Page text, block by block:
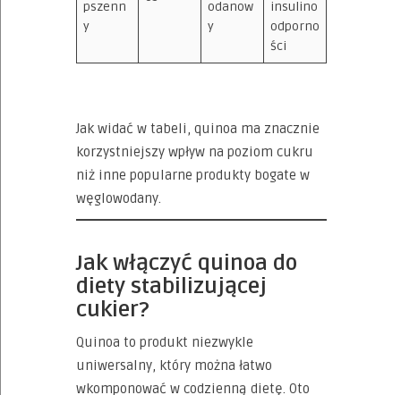
pszenn
y
odanow
y
insulino
odporno
ści
Jak widać w tabeli, quinoa ma znacznie
korzystniejszy wpływ na poziom cukru
niż inne popularne produkty bogate w
węglowodany.
Jak włączyć quinoa do
diety stabilizującej
cukier?
Quinoa to produkt niezwykle
uniwersalny, który można łatwo
wkomponować w codzienną dietę. Oto